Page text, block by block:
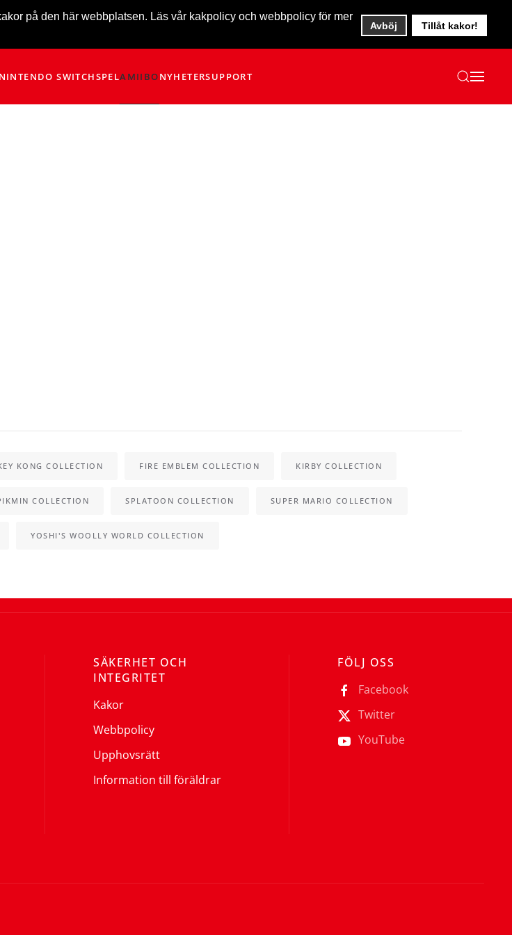
på den här webbplatsen. Läs vår kakpolicy och webbpolicy för mer
Avböj Tillåt kakor!
NINTENDO SWITCHSPELAMIIBONYHETERSUPPORT
KONG COLLECTION FIRE EMBLEM COLLECTION KIRBY COLLECTION
COLLECTION SPLATOON COLLECTION SUPER MARIO COLLECTION
YOSHI'S WOOLLY WORLD COLLECTION
SÄKERHET OCH
INTEGRITET
Kakor
Webbpolicy
Upphovsrätt
Information till föräldrar
FÖLJ OSS
Facebook
Twitter
YouTube